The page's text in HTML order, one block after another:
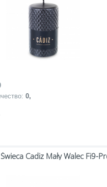
0,
Cadiz Mały Walec Fi9-